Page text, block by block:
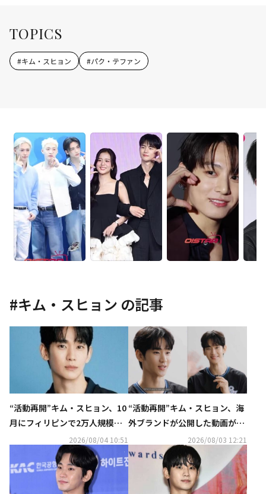
TOPICS
#キム・スヒョン #パク・テファン
#キム・スヒョン の記事
“活動再開”キム・スヒョン、10
月にフィリピンで2万人規模の
ファンミーティングを開催！
2026/08/04 10:51
“活動再開”キム・スヒョン、海
外ブランドが公開した動画が話
題…ほっそりとした姿に注目
2026/08/03 12:21